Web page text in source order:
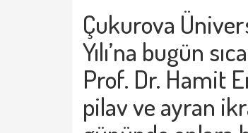
Çukurova
Yılı’na bugün
Prof. Dr. Hamit
pilav ve ayran